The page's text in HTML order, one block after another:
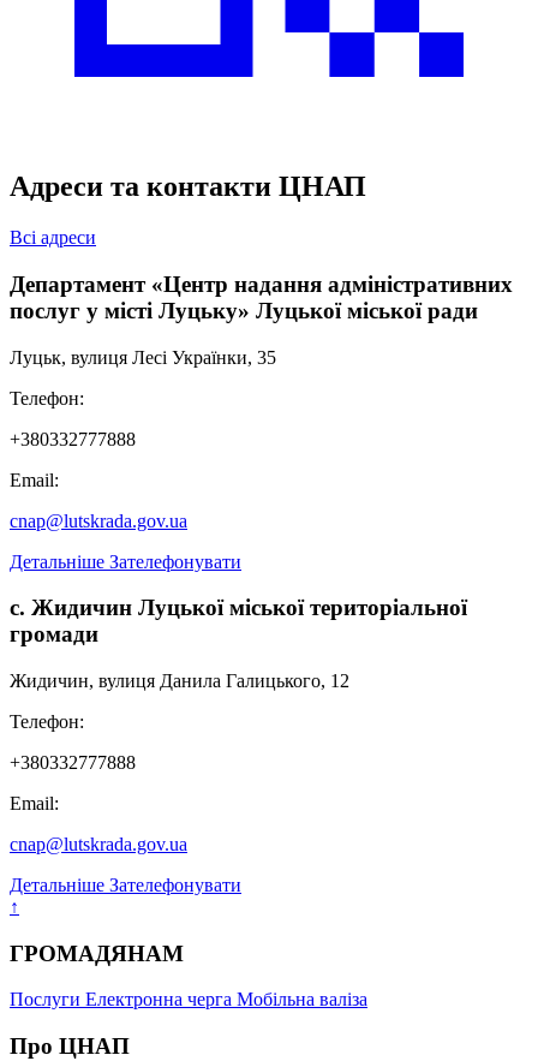
Адреси та контакти ЦНАП
Всі адреси
Департамент «Центр надання адміністративних
послуг у місті Луцьку» Луцької міської ради
Луцьк, вулиця Лесі Українки, 35
Телефон:
+380332777888
Email:
cnap@lutskrada.gov.ua
Детальніше Зателефонувати
с. Жидичин Луцької міської територіальної
громади
Жидичин, вулиця Данила Галицького, 12
Телефон:
+380332777888
Email:
cnap@lutskrada.gov.ua
Детальніше Зателефонувати
↑
ГРОМАДЯНАМ
Послуги Електронна черга Мобільна валіза
Про ЦНАП